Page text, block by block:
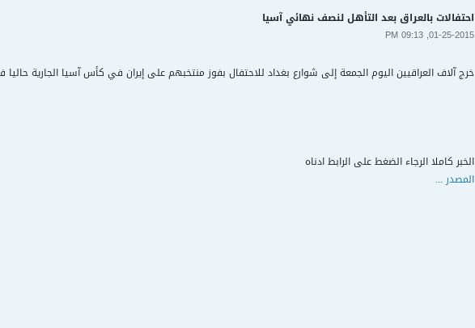
احتفالات بالعراق بعد التأهل لنصف نهائي آسيا
01-25-2015, 09:13 PM
خرج آلاف العراقيين اليوم الجمعة إلى شوارع بغداد للاحتفال بفوز منتخبهم على إيران في كأس آسيا الجارية حاليا
الخبر كاملا الرجاء الضغط على الرابط ادناه
المصدر ...